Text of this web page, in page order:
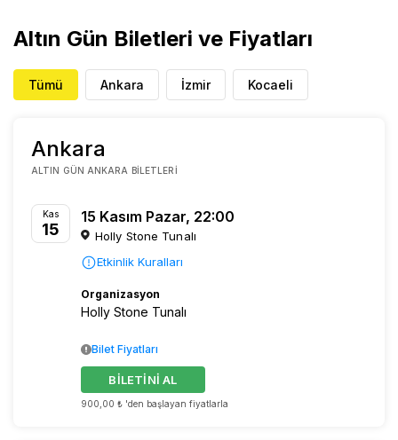
Altın Gün Biletleri ve Fiyatları
Tümü Ankara İzmir Kocaeli
Ankara
ALTIN GÜN ANKARA BILETLERI
Kas
15
15 Kasım Pazar, 22:00
Holly Stone Tunalı
Etkinlik Kuralları
Organizasyon
Holly Stone Tunalı
900,00 ₺ 'den başlayan fiyatlarla
BİLETİNİ AL
Bilet Fiyatları